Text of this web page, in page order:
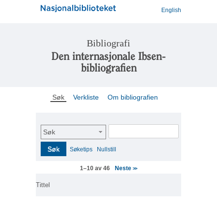
English
Bibliografi
Den internasjonale Ibsen-
bibliografien
Søk Verkliste Om bibliografien
Søk
Søk Søketips Nullstill
1–10 av 46 Neste>>
Tittel